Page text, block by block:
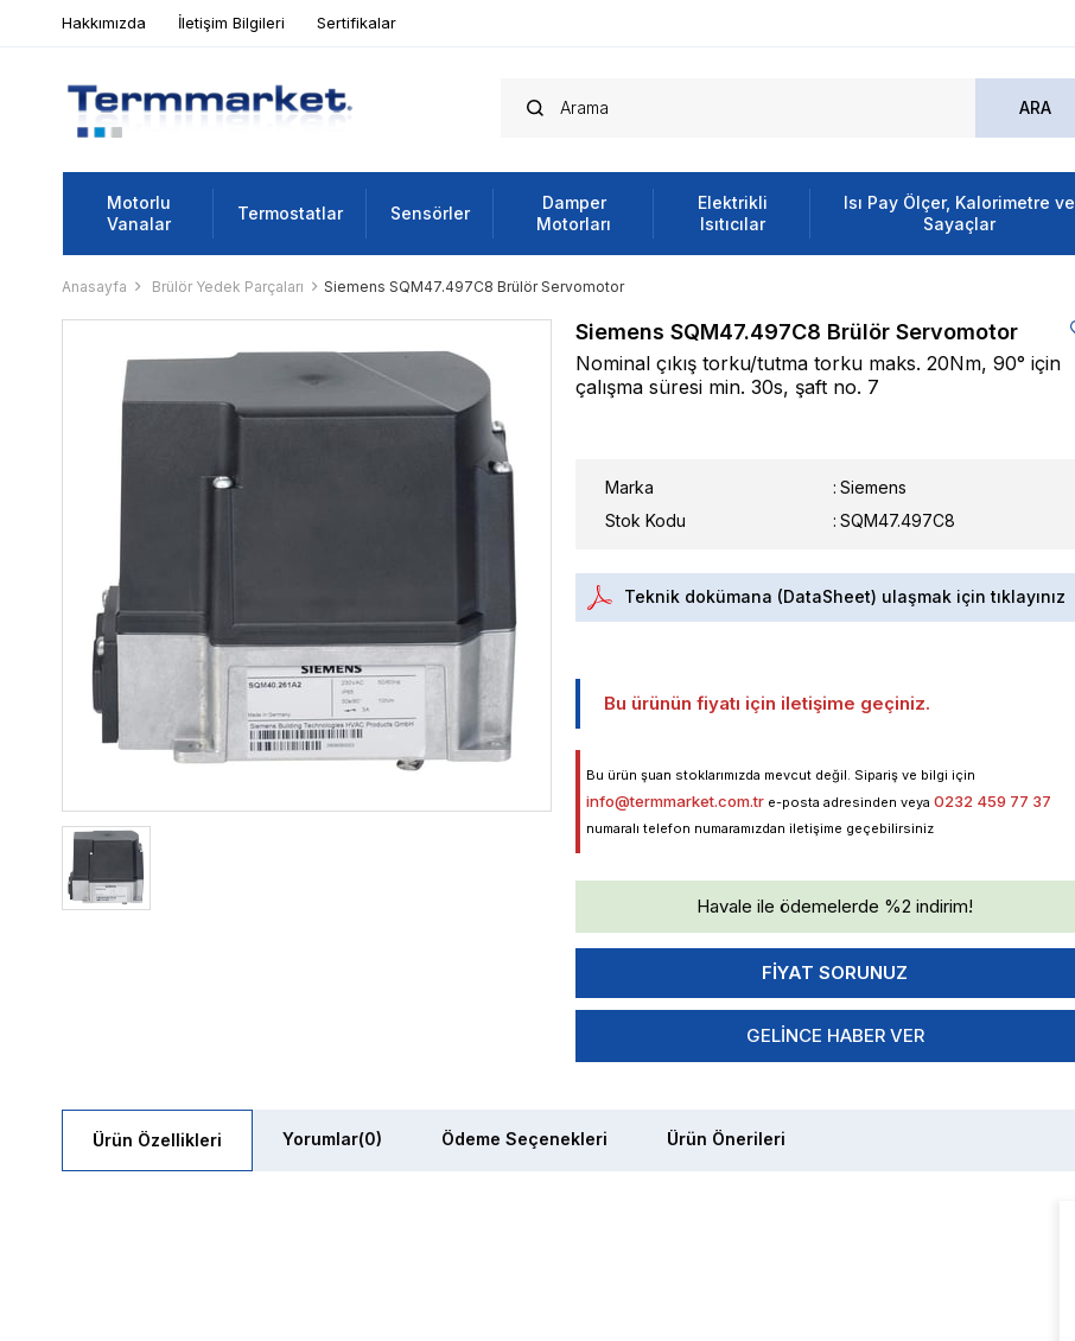
Hakkımızda İletişim Bilgileri Sertifikalar
Motorlu
Vanalar
Termostatlar Sensörler
Damper
Motorları
Elektrikli
Isıtıcılar
Isı Pay Ölçer, Kalorimetre ve
Sayaçlar
Anasayfa Brülör Yedek Parçaları Siemens SQM47.497C8 Brülör Servomotor
Siemens SQM47.497C8 Brülör Servomotor
Nominal çıkış torku/tutma torku maks. 20Nm, 90° için
çalışma süresi min. 30s, şaft no. 7
Marka : Siemens
Stok Kodu
SQM47.497C8
Teknik dokümana (DataSheet) ulaşmak için tıklayınız
Bu ürünün fiyatı için iletişime geçiniz.
Bu ürün şuan stoklarımızda mevcut değil. Sipariş ve bilgi için
info@termmarket.com.tr e-posta adresinden veya 0232 459 77 37
numaralı telefon numaramızdan iletişime geçebilirsiniz
Havale ile ödemelerde %2 indirim!
GELINCE HABER VER
Ürün Özellikleri Yorumlar(0) Ödeme Seçenekleri Ürün Önerileri